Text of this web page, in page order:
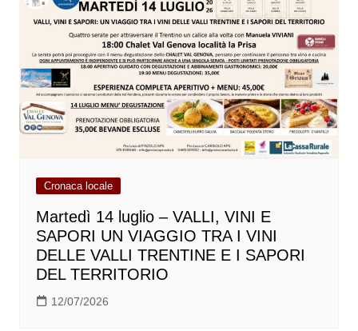
Cronaca locale
Martedì 14 luglio – VALLI, VINI E
SAPORI UN VIAGGIO TRA I VINI
DELLE VALLI TRENTINE E I SAPORI
DEL TERRITORIO
12/07/2026